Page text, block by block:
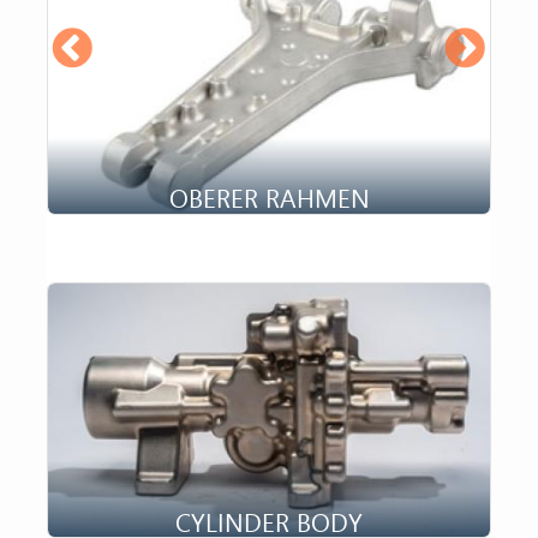
Konfiguration, die für die Flugsteuerung verwendet
wird. Durch die Umwandlung...
OBERER RAHMEN
Dank des Fahrgestells kann das Flugzeug sicher auf
dem Boden oder auf dem Wasser landen. Seine zweite
Hauptfunktion besteh...
CYLINDER BODY
Diese Internetseite macht
Gebrauch von Tracking
Cookies
×